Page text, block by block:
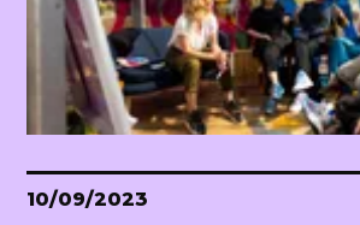
10/09/2023